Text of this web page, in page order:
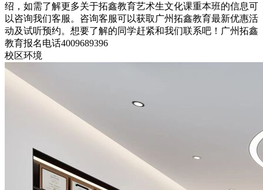
绍，如需了解更多关于拓鑫教育艺术生文化课重本班的信息可
以咨询我们客服。咨询客服可以获取广州拓鑫教育最新优惠活
动及试听预约。想要了解的同学赶紧和我们联系吧！广州拓鑫
教育报名电话4009689396
校区环境